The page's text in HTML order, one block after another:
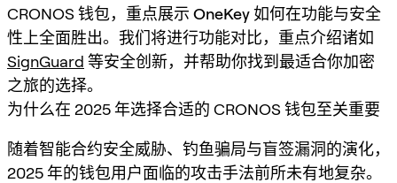
CRONOS 钱包，重点展示 OneKey如何在功能与安全
性上全面胜出。我们将进行功能对比，重点介绍诸如
SignGuard 等安全创新，并帮助你找到最适合你加密
之旅的选择。
为什么在 2025 年选择合适的 CRONOS 钱包至关重要
随着智能合约安全威胁、钓鱼骗局与盲签漏洞的演化，
2025 年的钱包用户面临的攻击手法前所未有地复杂。